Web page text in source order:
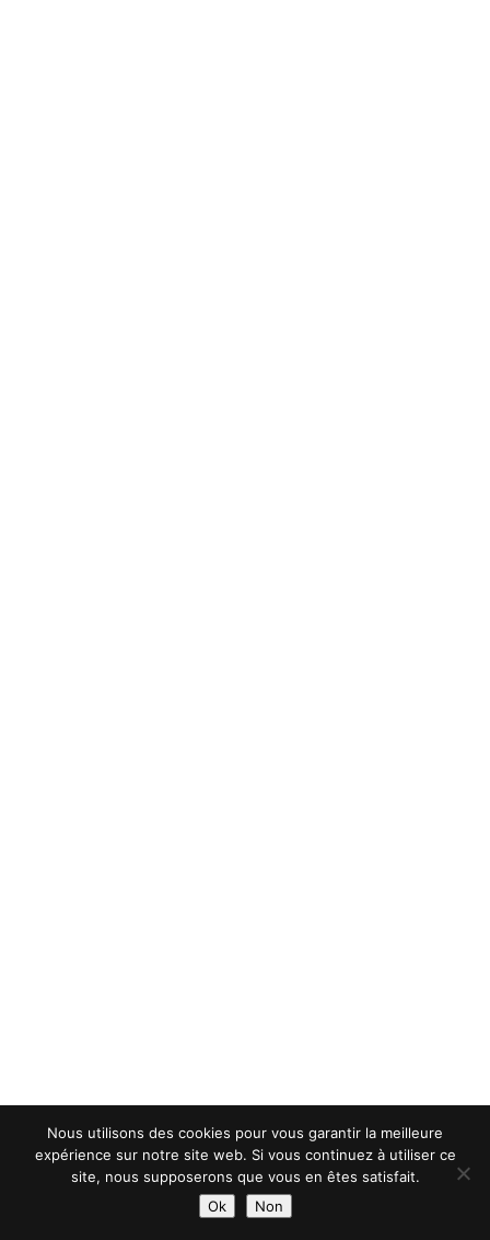
Nous utilisons des cookies pour vous garantir la meilleure
expérience sur notre site web. Si vous continuez à utiliser ce
site, nous supposerons que vous en êtes satisfait.
Ok
Non